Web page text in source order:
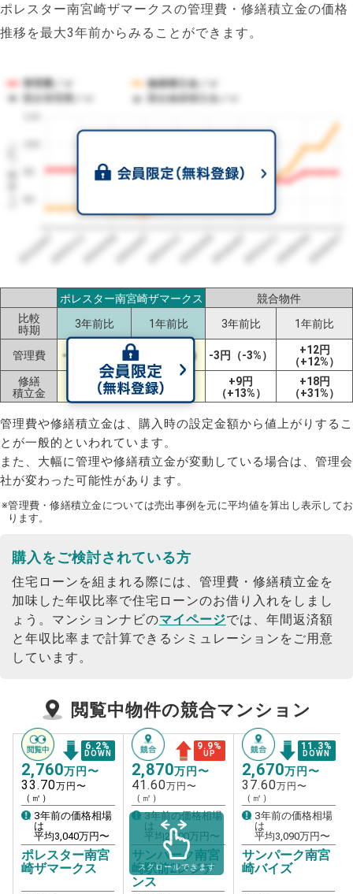
ポレスター南宮崎ザマークスの管理費・修繕積立金の価格
推移を最大3年前からみることができます。
1㎡単価（円）
管理費／㎡
修繕積立金／㎡
競合管理費／㎡
競合修繕積立金／㎡
2023/072023/112024/032024/072024/112025/032025/072025/112026/032026/07
ポレスター南宮崎ザマークス
競合物件
比較
時期
3年前比 1年前比 3年前比 1年前比
管理費 -1円（-1%） +3円（+3%） -3円（-3%）
+12円
（+12%）
修繕
積立金
+30円
（+39%）
+19円
（+22%）
+9円
（+13%）
+18円
（+31%）
管理費や修繕積立金は、購入時の設定金額から値上がりするこ
とが一般的といわれています。
また、大幅に管理や修繕積立金が変動している場合は、管理会
社が変わった可能性があります。
※管理費・修繕積立金については売出事例を元に平均値を算出し表示してお
ります。
購入をご検討されている方
住宅ローンを組まれる際には、管理費・修繕積立金を
加味した年収比率で住宅ローンのお借り入れをしまし
ょう。 マンションナビのマイページでは、年間返済額
と年収比率まで計算できるシミュレーションをご用意
しています。
閲覧中物件の競合マンション
6.2%
DOWN
2,760万円〜
33.70万円〜
（㎡）
3年前の価格相場
は
平均3,040万円〜
ポレスター南宮
崎ザマークス
9.9%
UP
2,870万円〜
41.60万円〜
（㎡）
3年前の価格相場
は
平均2,700万円〜
サンパーク南宮
崎駅前2レジデ
ンス
11.3%
DOWN
2,670万円〜
37.60万円〜
（㎡）
3年前の価格相場
は
平均3,090万円〜
サンパーク南宮
崎バイズ
スクロールできます